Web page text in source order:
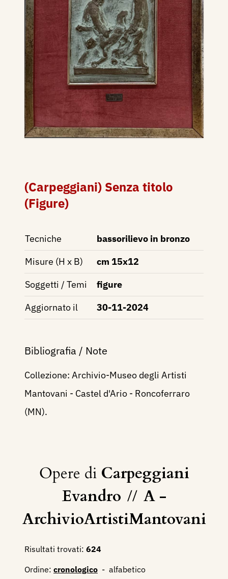
(Carpeggiani) Senza titolo
(Figure)
Tecniche
bassorilievo in bronzo
Misure (H x B)
cm 15x12
Soggetti / Temi
figure
Aggiornato il
30-11-2024
Bibliografia / Note
Collezione: Archivio-Museo degli Artisti
Mantovani - Castel d'Ario - Roncoferraro
(MN).
Opere di Carpeggiani
Evandro // A -
ArchivioArtistiMantovani
Risultati trovati: 624
Ordine: cronologico - alfabetico